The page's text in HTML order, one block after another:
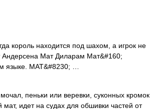
король находится под шахом, а игрок не
Андерсена Мат Диларам Мат&#160;
языке. МАТ&#8230; …
пеньки или веревки, суконных
идет на судах для обшивки частей от